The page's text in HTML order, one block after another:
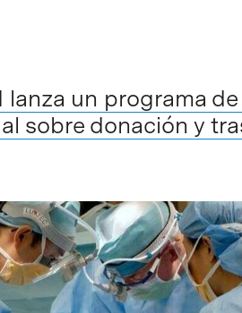
lanza un programa
sobre donación y